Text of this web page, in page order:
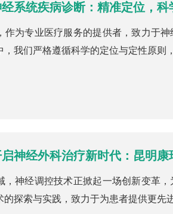
系统疾病诊断：精准定位，科
作为专业医疗服务的提供者，致力于
，我们严格遵循科学的定位与定性原则
神经外科治疗新时代：昆明康
，神经调控技术正掀起一场创新变革
的探索与实践，致力于为患者提供更先